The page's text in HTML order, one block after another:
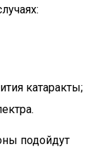
катаракты;
подойдут